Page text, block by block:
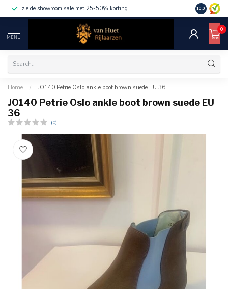
zie de showroom sale met 25-50% korting 10.0
MENU
0
Home / JO140 Petrie Oslo ankle boot brown suede EU 36
JO140 Petrie Oslo ankle boot brown suede EU
36
(0)